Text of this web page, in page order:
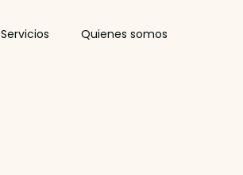
Servicios Quienes somos